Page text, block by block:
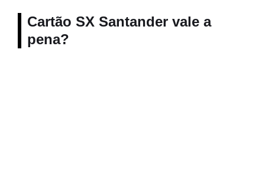
Cartão SX Santander vale a
pena?